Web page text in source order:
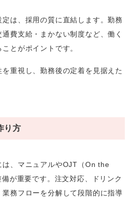
は、採用の質に直結します。勤務
費支給・まかない制度など、働く
とがポイントです。
重視し、勤務後の定着を見据えた
り方
は、マニュアルやOJT（On the
が重要です。注文対応、ドリンク
務フローを分解して段階的に指導